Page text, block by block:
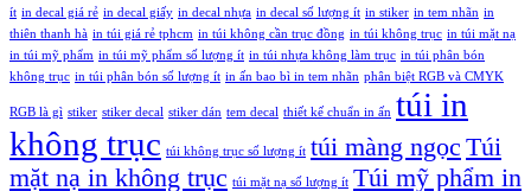
ít in decal giá rẻ in decal giấy in decal nhựa in decal số lượng ít in stiker in tem nhãn in
thiên thanh hà in túi giá rẻ tphcm in túi không cần trục đồng in túi không trục in túi mặt nạ
in túi mỹ phẩm in túi mỹ phẩm số lượng ít in túi nhựa không làm trục in túi phân bón
không trục in túi phân bón số lượng ít in ấn bao bì in tem nhãn phân biệt RGB và CMYK
RGB là gì stiker stiker decal stiker dán tem decal thiết kế chuẩn in ấn túi in
không trục túi không trục số lượng ít túi màng ngọc Túi
mặt nạ in không trục túi mặt nạ số lượng ít Túi mỹ phẩm in